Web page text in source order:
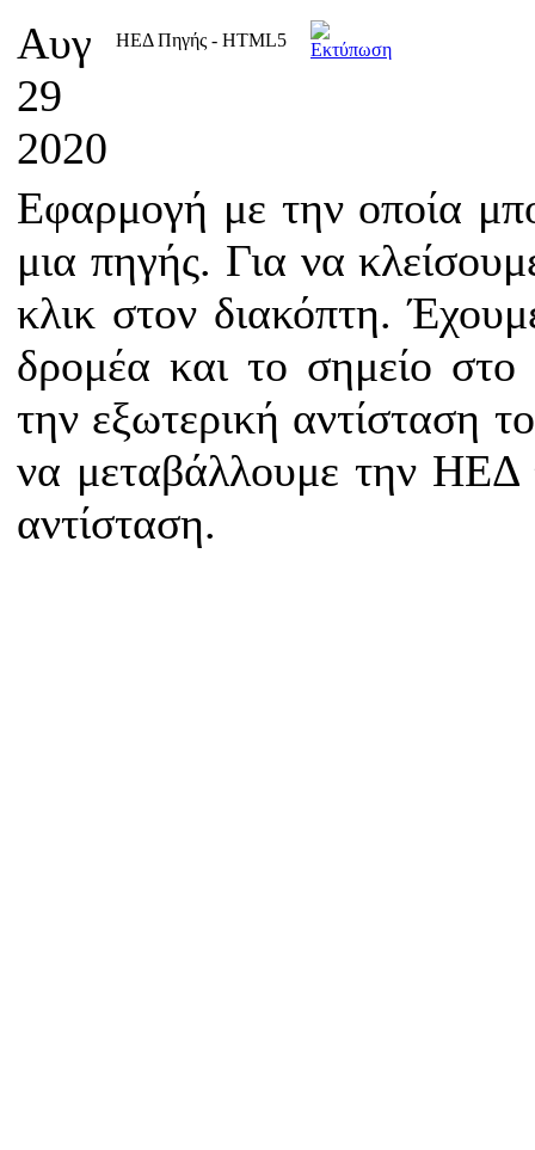
Αυγ
29
2020
ΗΕΔ Πηγής - HTML5
Εφαρμογή με την οποία
μια πηγής. Για να
κλικ στον διακόπτη.
δρομέα και το σημείο
την εξωτερική αντίσταση
να μεταβάλλουμε την ΗΕΔ
αντίσταση.